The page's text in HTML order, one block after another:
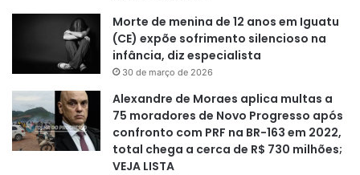
Morte de menina de 12 anos em Iguatu
(CE) expõe sofrimento silencioso na
infância, diz especialista
30 de março de 2026
Alexandre de Moraes aplica multas a
75 moradores de Novo Progresso após
confronto com PRF na BR-163 em 2022,
total chega a cerca de R$ 730 milhões;
VEJA LISTA